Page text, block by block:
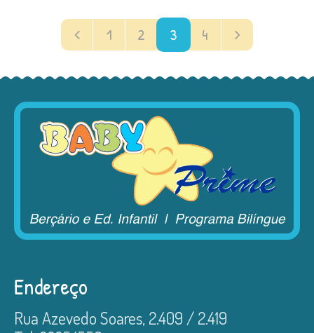
1 2 3 4
Endereço
Rua Azevedo Soares, 2.409 / 2.419